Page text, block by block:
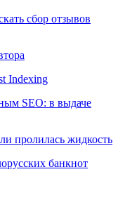
сбор отзывов
Indexing
SEO: в выдаче
пролилась жидкость
банкнот